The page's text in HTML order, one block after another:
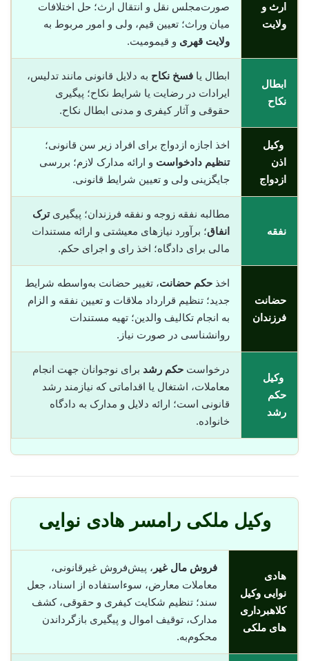
ارث و
ولایت
صورت‌مجلس نقل و انتقال ارث؛ حل اختلافات
میان وراث؛ تعیین قیم، ولی و امور مربوط به
ولایت قهری و قیمومیت.
ابطال
نکاح
ابطال یا فسخ نکاح به دلایل قانونی مانند تدلیس،
ایرادات در رضایت یا شرایط نکاح؛ پیگیری
حقوقی و آثار کیفری و مدنی ابطال نکاح.
وکیل
اذن
ازدواج
اخذ اجازه ازدواج برای افراد زیر سن قانونی؛
تنظیم دادخواست و ارائه مدارک لازم؛ بررسی
جایگزینی ولی و تعیین شرایط قانونی.
نفقه
مطالبه نفقه زوجه و نفقه فرزندان؛ پیگیریترک
انفاق؛ برآورد نیازهای معیشتی و ارائه مستندات
مالی برای دادگاه؛ اخذ رای و اجرای حکم.
حضانت
فرزندان
اخذ حکم حضانت، تغییر حضانت به‌واسطه شرایط
جدید؛ تنظیم قرارداد ملاقات و تعیین نفقه و الزام
به انجام تکالیف والدین؛ تهیه مستندات
روانشناسی در صورت نیاز.
وکیل
حکم
رشد
درخواست حکم رشد برای نوجوانان جهت انجام
معاملات، اشتغال یا اقداماتی که نیازمند رشد
قانونی است؛ ارائه دلایل و مدارک به دادگاه
خانواده.
وکیل ملکی رامسر هادی نوایی
هادی
نوایی وکیل
کلاهبرداری
های ملکی
فروش مال غیر ، پیش‌فروش غیرقانونی،
معاملات معارض، سوء‌استفاده از اسناد، جعل
سند؛ تنظیم شکایت کیفری و حقوقی، کشف
مدارک، توقیف اموال و پیگیری بازگرداندن
محکوم‌به.